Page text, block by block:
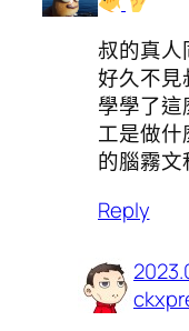
叔的真人
好久不
學學了
工是做
的腦霧文
Reply